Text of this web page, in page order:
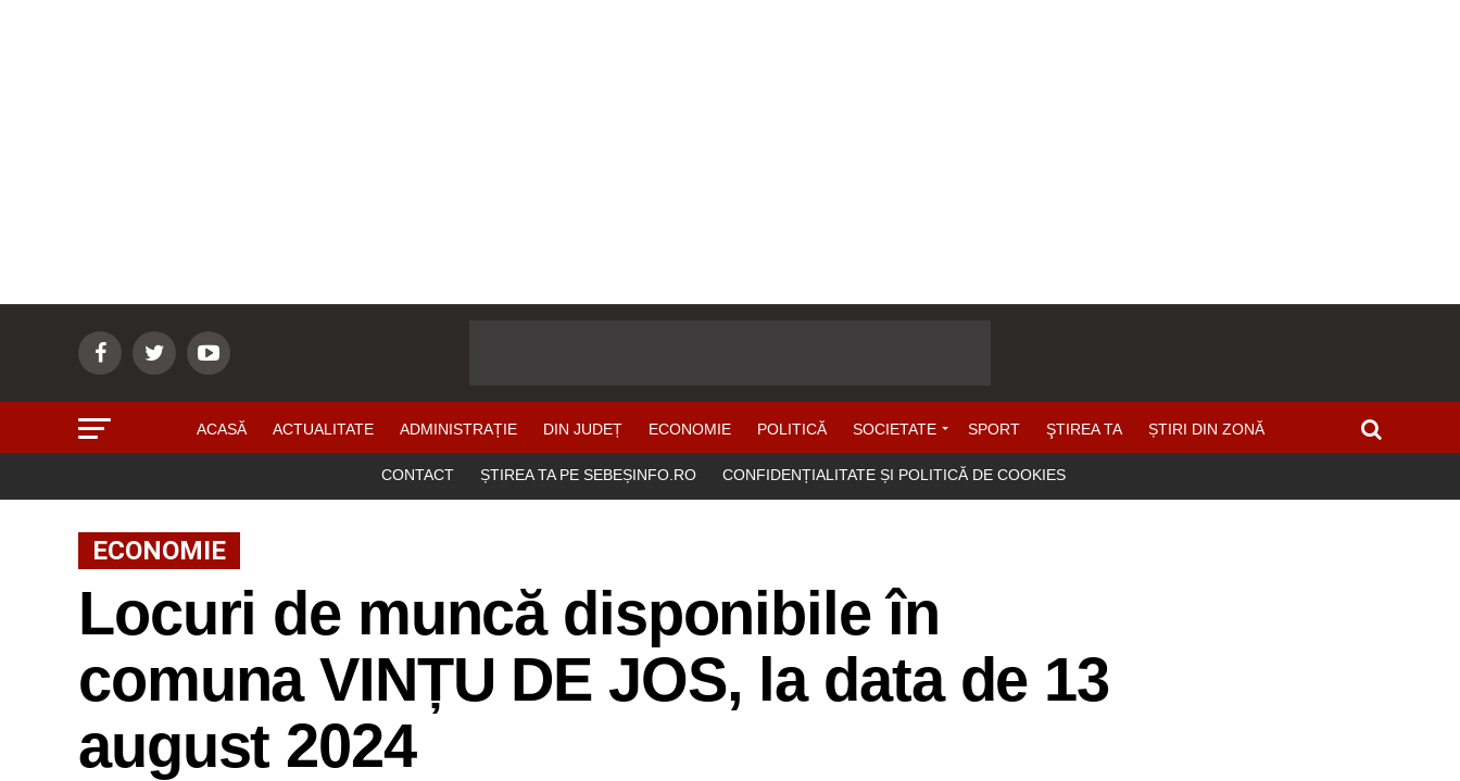
ACASĂ ACTUALITATE ADMINISTRAȚIE DIN JUDEȚ ECONOMIE POLITICĂ SOCIETATE SPORT ŞTIREA TA ȘTIRI DIN ZONĂ
CONTACT ȘTIREA TA PE SEBEȘINFO.RO CONFIDENȚIALITATE ȘI POLITICĂ DE COOKIES
ECONOMIE
Locuri de muncă disponibile în
comuna VINȚU DE JOS, la data de 13
august 2024